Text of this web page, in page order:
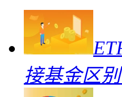
接基金区